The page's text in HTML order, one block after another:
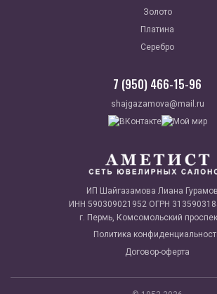
Золото
Платина
Серебро
7 (950) 466-15-96
shajgazamova@mail.ru
ИП Шайгазамова Лиана
ИНН 590309021952 ОГРН
г. Пермь, Комсомольский
Политика
Договор-оферта